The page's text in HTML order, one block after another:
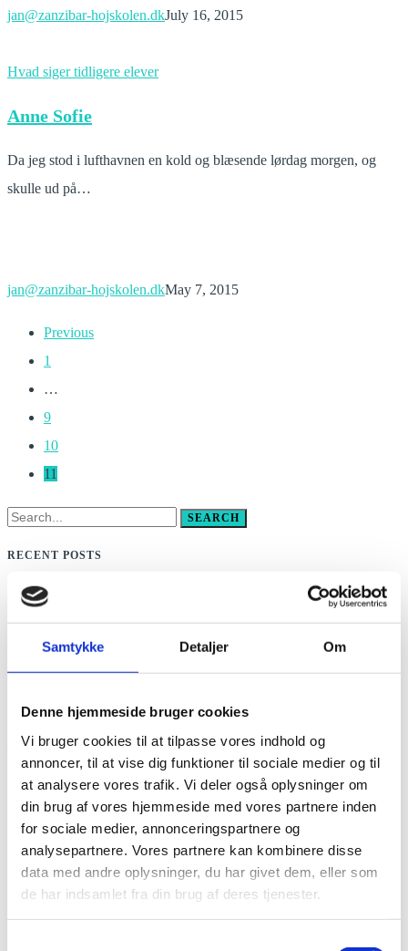
Samtykke Detaljer Om
Denne hjemmeside bruger cookies
Vi bruger cookies til at tilpasse vores indhold og
annoncer, til at vise dig funktioner til sociale medier og til
at analysere vores trafik. Vi deler også oplysninger om
din brug af vores hjemmeside med vores partnere inden
for sociale medier, annonceringspartnere og
analysepartnere. Vores partnere kan kombinere disse
data med andre oplysninger, du har givet dem, eller som
de har indsamlet fra din brug af deres tjenester.
jan@zanzibar-hojskolen.dkJuly 16, 2015
Anne
Hvad siger tidligere elever
Anne Sofie
Da jeg stod i lufthavnen en kold og blæsende lørdag morgen, og
skulle ud på…
jan@zanzibar-hojskolen.dkMay 7, 2015
Previous
1
…
9
10
11
SEARCH
RECENT POSTS
Dit allerbedste liv
Vores elever donerer 21.500 kr til lokale kvinder og børn
De fem bedste ture på Zanzibar
De fem bedste steder at spise på Zanzibar
Fem madfavoritter på Zanzibar Højskolen
CATEGORIES
Adventure
De fem bedste…
Featured
Food for thought